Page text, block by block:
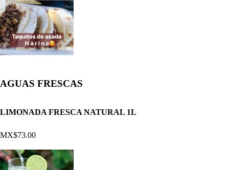
AGUAS FRESCAS
LIMONADA FRESCA NATURAL 1L
MX$73.00